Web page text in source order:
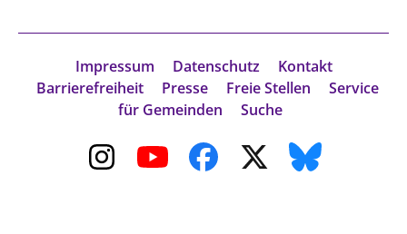
Impressum Datenschutz
Kontakt
Barrierefreiheit
Presse Freie Stellen
Service
für Gemeinden
Suche